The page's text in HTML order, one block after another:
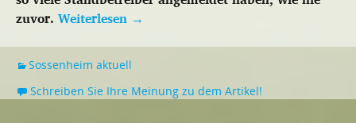
zuvor. Weiterlesen →
Sossenheim aktuell
Schreiben Sie Ihre Meinung zu dem Artikel!